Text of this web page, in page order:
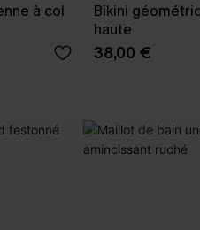
à col
Bikini
haute
38,00 €